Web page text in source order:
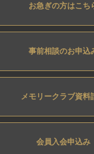
お急ぎの方はこち
事前相談のお申込
メモリークラブ資料
会員入会申込み